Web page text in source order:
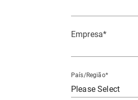
Empresa*
País/Região*